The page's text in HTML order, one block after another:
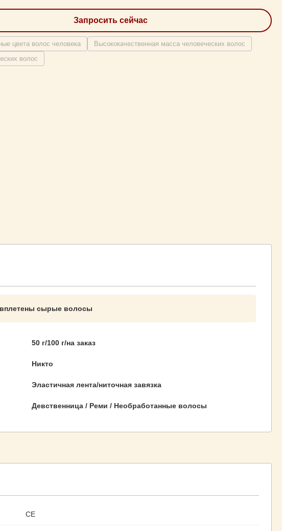
Запросить сейчас
цвета волос человека
Высококачественная масса человеческих волос
волос
сырые волосы
50 г/100 г/на заказ
Никто
Эластичная лента/ниточная завязка
Девственница / Реми / Необработанные волосы
CE